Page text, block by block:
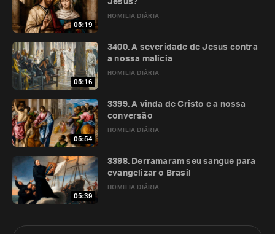
05:19
HOMILIA DIÁRIA
Jesus?
05:16
HOMILIA DIÁRIA
3400. A severidade de Jesus contra
a nossa malícia
05:54
HOMILIA DIÁRIA
3399. A vinda de Cristo e a nossa
conversão
05:39
HOMILIA DIÁRIA
3398. Derramaram seu sangue para
evangelizar o Brasil